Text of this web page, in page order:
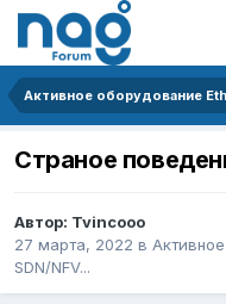
Страное
Автор: Tvincooo
27 марта, 2022 в
SDN/NFV...